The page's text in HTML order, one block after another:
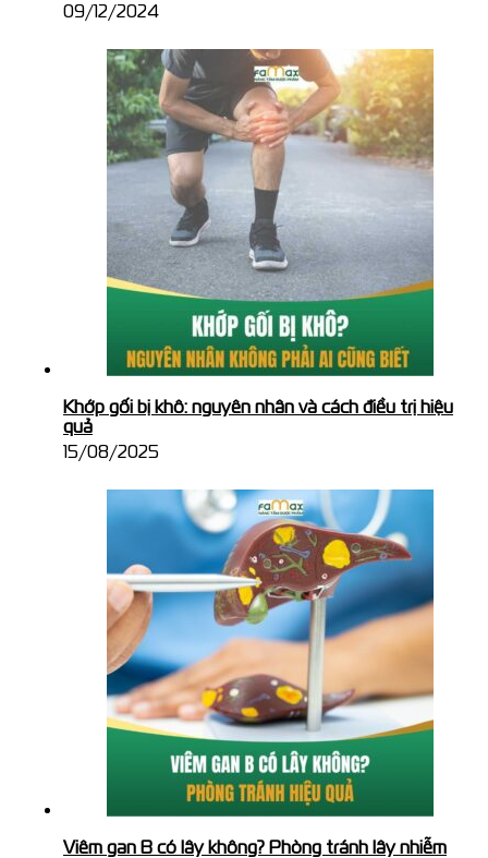
09/12/2024
Khớp gối bị khô: nguyên nhân và cách điều trị hiệu
quả
15/08/2025
Viêm gan B có lây không? Phòng tránh lây nhiễm